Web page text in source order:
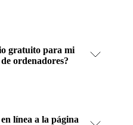
gratuito para mi
ordenadores?
línea a la página